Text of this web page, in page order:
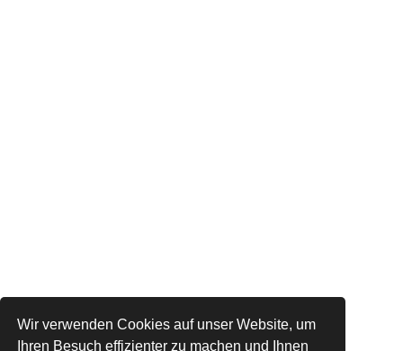
Wir verwenden Cookies auf unser Website, um
Ihren Besuch effizienter zu machen und Ihnen